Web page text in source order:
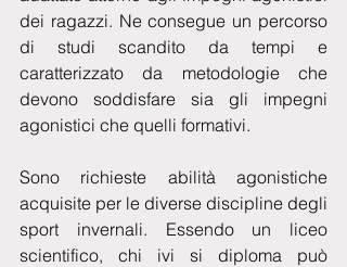
dei ragazzi. Ne consegue un percorso
di studi scandito da tempi e
caratterizzato da metodologie che
devono soddisfare sia gli impegni
agonistici che quelli formativi.
Sono richieste abilità agonistiche
acquisite per le diverse discipline degli
sport invernali. Essendo un liceo
scientifico, chi ivi si diploma può